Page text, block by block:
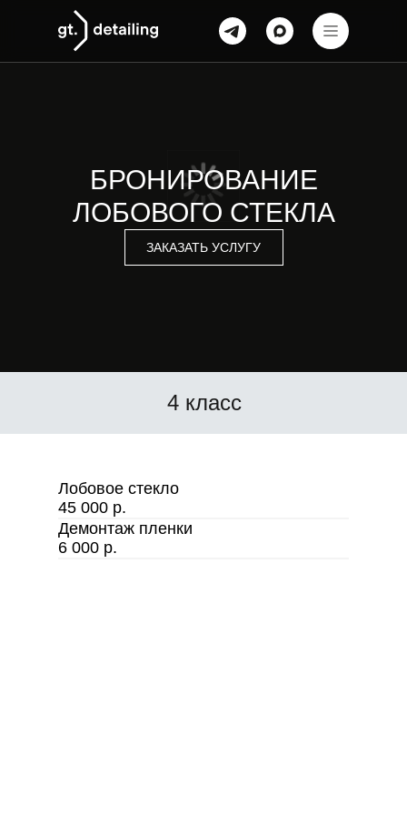
БРОНИРОВАНИЕ
ЛОБОВОГО СТЕКЛА
ЗАКАЗАТЬ УСЛУГУ
4 класс
Лобовое стекло
45 000 р.
Демонтаж пленки
6 000 р.